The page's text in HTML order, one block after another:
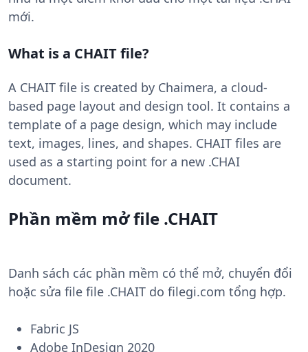
mới.
What is a CHAIT file?
A CHAIT file is created by Chaimera, a cloud-
based page layout and design tool. It contains a
template of a page design, which may include
text, images, lines, and shapes. CHAIT files are
used as a starting point for a new .CHAI
document.
Phần mềm mở file .CHAIT
Danh sách các phần mềm có thể mở, chuyển đổi
hoặc sửa file file .CHAIT do filegi.com tổng hợp.
Fabric JS
Adobe InDesign 2020